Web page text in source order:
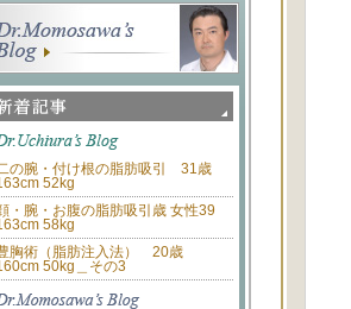
の腕・付け根の脂肪吸引 31歳
52kg
・腕・お腹の脂肪吸引歳 女性39
58kg
胸術（脂肪注入法） 20歳
50kg＿その3